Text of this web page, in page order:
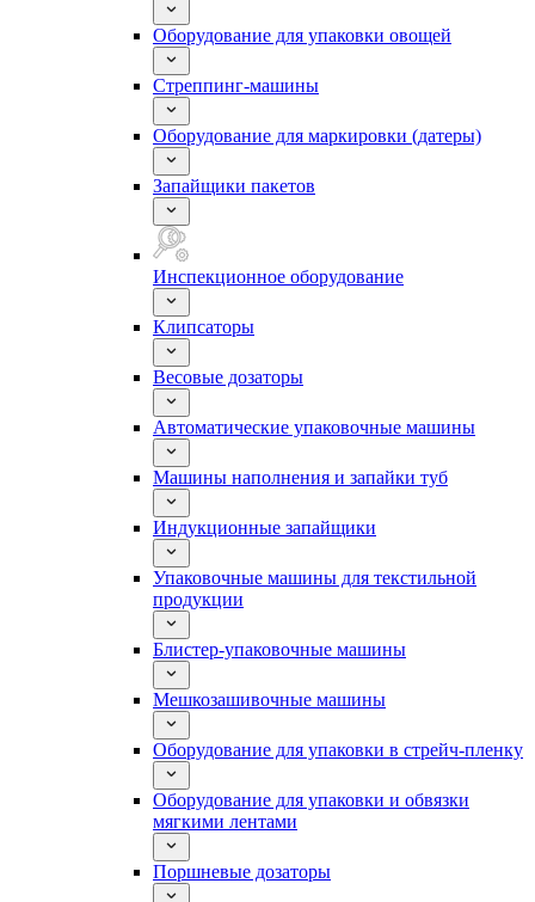
Оборудование для упаковки овощей
Стреппинг-машины
Оборудование для маркировки (датеры)
Запайщики пакетов
Инспекционное оборудование
Клипсаторы
Весовые дозаторы
Автоматические упаковочные машины
Машины наполнения и запайки туб
Индукционные запайщики
Упаковочные машины для текстильной
продукции
Блистер-упаковочные машины
Мешкозашивочные машины
Оборудование для упаковки в стрейч-пленку
Оборудование для упаковки и обвязки
мягкими лентами
Поршневые дозаторы